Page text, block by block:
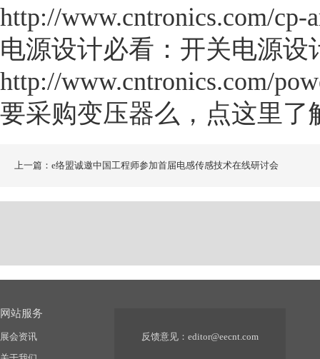
http://www.cntronics.com/cp-
电源设计必看：开关电源设
http://www.cntronics.com/
要采购变压器么，点这里了
上一篇：e络盟诚邀中国工程师参加首届电感传感技术在线研讨会
网站服务
展会资讯
反馈意见： editor@eecnt.com